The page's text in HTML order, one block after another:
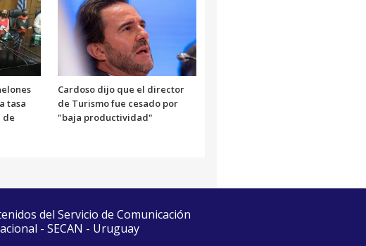
tasa
de
Cardoso dijo que el director
de Turismo fue cesado por
"baja productividad"
del Servicio de Comunicación
- SECAN - Uruguay